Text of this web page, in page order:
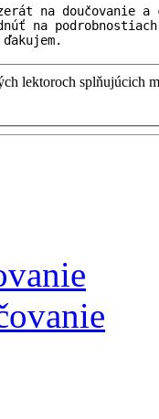
lektoroch splňujúcich